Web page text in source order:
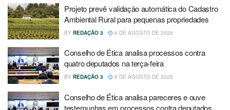
Projeto prevê validação automática do Cadastro
Ambiental Rural para pequenas propriedades
BY REDAÇÃO 3 6 DE AGOSTO DE 2026
Conselho de Ética analisa processos contra
quatro deputados na terça-feira
BY REDAÇÃO 3 6 DE AGOSTO DE 2026
Conselho de Ética analisa pareceres e ouve
testemunhas em processos contra deputados